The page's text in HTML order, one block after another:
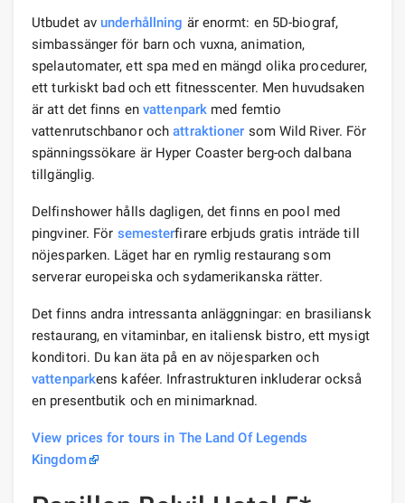
Utbudet avunderhållning är enormt: en 5D-biograf,
simbassänger för barn och vuxna, animation,
spelautomater, ett spa med en mängd olika procedurer,
ett turkiskt bad och ett fitnesscenter. Men huvudsaken
är att det finns en vattenpark med femtio
vattenrutschbanor ochattraktioner som Wild River. För
spänningssökare är Hyper Coaster berg-och dalbana
tillgänglig.
Delfinshower hålls dagligen, det finns en pool med
pingviner. För semesterfirare erbjuds gratis inträde till
nöjesparken. Läget har en rymlig restaurang som
serverar europeiska och sydamerikanska rätter.
Det finns andra intressanta anläggningar: en brasiliansk
restaurang, en vitaminbar, en italiensk bistro, ett mysigt
konditori. Du kan äta på en av nöjesparken och
vattenparkens kaféer. Infrastrukturen inkluderar också
en presentbutik och en minimarknad.
View prices for tours in The Land Of Legends
Kingdom